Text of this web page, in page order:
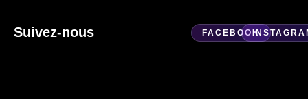
Suivez-nous FACEBOOK